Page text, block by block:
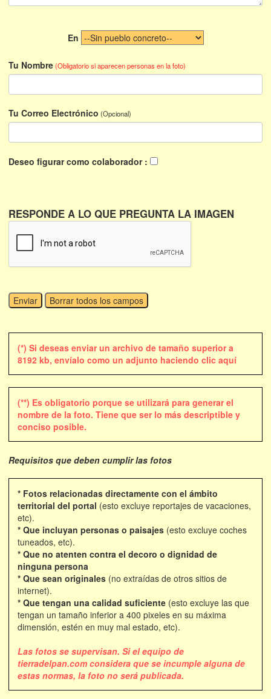
En
Tu Nombre(Obligatorio si aparecen personas en la foto)
Tu Correo Electrónico (Opcional)
Deseo figurar como colaborador :
RESPONDE A LO QUE PREGUNTA LA IMAGEN
(*) Si deseas enviar un archivo de tamaño superior a
8192 kb, envíalo como un adjunto haciendo clic aquí
(**) Es obligatorio porque se utilizará para generar el
nombre de la foto. Tiene que ser lo más descriptible y
conciso posible.
Requisitos que deben cumplir las fotos
* Fotos relacionadas directamente con el ámbito
territorial del portal (esto excluye reportajes de vacaciones,
etc).
* Que incluyan personas o paisajes (esto excluye coches
tuneados, etc).
* Que no atenten contra el decoro o dignidad de
ninguna persona
* Que sean originales (no extraídas de otros sitios de
internet).
* Que tengan una calidad suficiente (esto excluye las que
tengan un tamaño inferior a 400 pixeles en su máxima
dimensión, estén en muy mal estado, etc).
Las fotos se supervisan. Si el equipo de
tierradelpan.com considera que se incumple alguna de
estas normas, la foto no será publicada.